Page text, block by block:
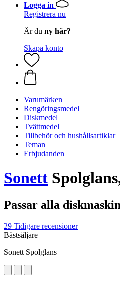
Logga in
Registrera nu
Är du ny här?
Skapa konto
Varumärken
Rengöringsmedel
Diskmedel
Tvättmedel
Tillbehör och hushållsartiklar
Teman
Erbjudanden
Sonett
Passar alla
29 Tidigare recensioner
Bästsäljare
Sonett Spolglans